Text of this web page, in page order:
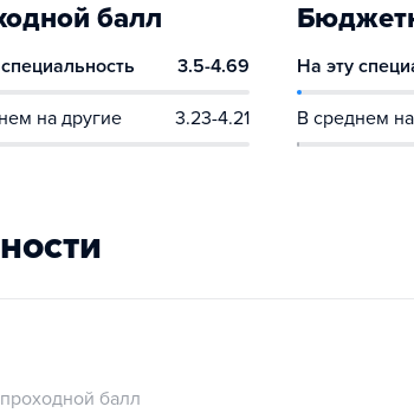
балл
3.5-4.69
на другие 3.23-4.21
На эту
В среднем
проходной балл